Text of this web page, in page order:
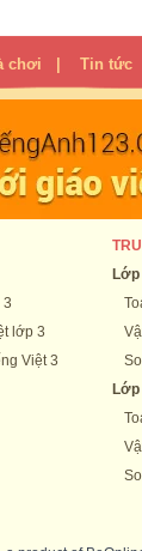
chơi Tin tức
3
lớp 3
Việt 3
Lớp
Lớp